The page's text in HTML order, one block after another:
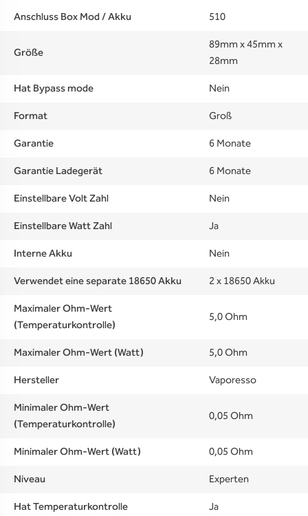
Anschluss Box Mod / Akku 510
Größe
89mm x 45mm x
28mm
Hat Bypass mode
Nein
Format
Groß
Garantie
6 Monate
Garantie Ladegerät
6 Monate
Einstellbare Volt Zahl
Nein
Einstellbare Watt Zahl
Ja
Interne Akku
Nein
Verwendet eine separate 18650 Akku
2 x 18650 Akku
Maximaler Ohm-Wert
(Temperaturkontrolle)
5,0 Ohm
Maximaler Ohm-Wert (Watt)
5,0 Ohm
Hersteller
Vaporesso
Minimaler Ohm-Wert
(Temperaturkontrolle)
0,05 Ohm
Minimaler Ohm-Wert (Watt)
0,05 Ohm
Niveau
Experten
Hat Temperaturkontrolle
Ja